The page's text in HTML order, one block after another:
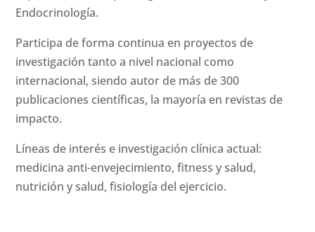
Endocrinología.
Participa de forma continua en proyectos de
investigación tanto a nivel nacional como
internacional, siendo autor de más de 300
publicaciones científicas, la mayoría en revistas de
impacto.
Líneas de interés e investigación clínica actual:
medicina anti-envejecimiento, fitness y salud,
nutrición y salud, fisiología del ejercicio.